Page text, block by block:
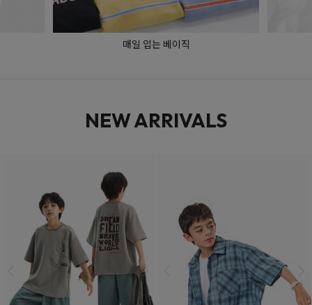
매일 입는 베이직
NEW ARRIVALS